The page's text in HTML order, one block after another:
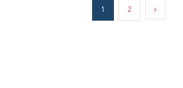
1 2